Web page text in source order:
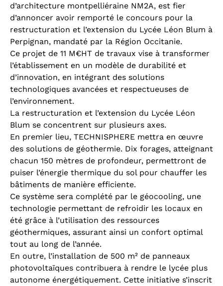
d’architecture montpelliéraine NM2A, est fier
d’annoncer avoir remporté le concours pour la
restructuration et l’extension du Lycée Léon Blum à
Perpignan, mandaté par la Région Occitanie.
Ce projet de 11 M€HT de travaux vise à transformer
l’établissement en un modèle de durabilité et
d’innovation, en intégrant des solutions
technologiques avancées et respectueuses de
l’environnement.
La restructuration et l’extension du Lycée Léon
Blum se concentrent sur plusieurs axes.
En premier lieu, TECHNISPHERE mettra en œuvre
des solutions de géothermie. Dix forages, atteignant
chacun 150 mètres de profondeur, permettront de
puiser l’énergie thermique du sol pour chauffer les
bâtiments de manière efficiente.
Ce système sera complété par le géocooling, une
technologie permettant de refroidir les locaux en
été grâce à l’utilisation des ressources
géothermiques, assurant ainsi un confort optimal
tout au long de l’année.
En outre, l’installation de 500 m² de panneaux
photovoltaïques contribuera à rendre le lycée plus
autonome énergétiquement. Cette initiative s’inscrit